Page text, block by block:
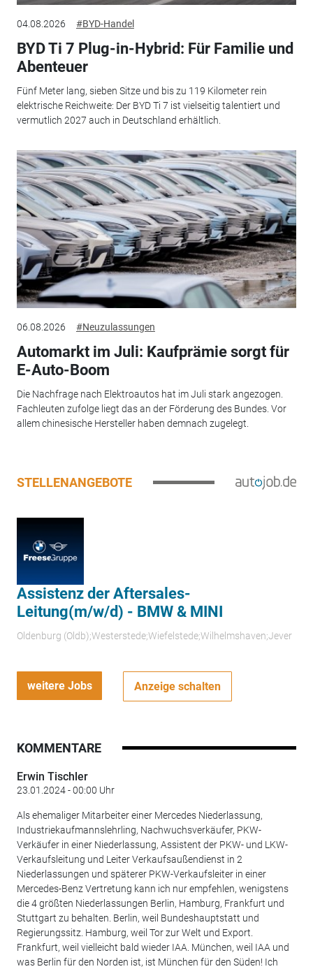
04.08.2026 #BYD-Handel
BYD Ti 7 Plug-in-Hybrid: Für Familie und
Abenteuer
Fünf Meter lang, sieben Sitze und bis zu 119 Kilometer rein
elektrische Reichweite: Der BYD Ti 7 ist vielseitig talentiert und
vermutlich 2027 auch in Deutschland erhältlich.
06.08.2026 #Neuzulassungen
Automarkt im Juli: Kaufprämie sorgt für
E-Auto-Boom
Die Nachfrage nach Elektroautos hat im Juli stark angezogen.
Fachleuten zufolge liegt das an der Förderung des Bundes. Vor
allem chinesische Hersteller haben demnach zugelegt.
STELLENANGEBOTE
Assistenz der Aftersales-
Leitung(m/w/d) - BMW & MINI
Oldenburg (Oldb);Westerstede;Wiefelstede;Wilhelmshaven;Jever
weitere Jobs Anzeige schalten
KOMMENTARE
Erwin Tischler
23.01.2024 - 00:00 Uhr
Als ehemaliger Mitarbeiter einer Mercedes Niederlassung,
Industriekaufmannslehrling, Nachwuchsverkäufer, PKW-
Verkäufer in einer Niederlassung, Assistent der PKW- und LKW-
Verkaufsleitung und Leiter Verkaufsaußendienst in 2
Niederlassungen und späterer PKW-Verkaufsleiter in einer
Mercedes-Benz Vertretung kann ich nur empfehlen, wenigstens
die 4 größten Niederlassungen Berlin, Hamburg, Frankfurt und
Stuttgart zu behalten. Berlin, weil Bundeshauptstatt und
Regierungssitz. Hamburg, weil Tor zur Welt und Export.
Frankfurt, weil vielleicht bald wieder IAA. München, weil IAA und
was Berlin für den Norden ist, ist München für den Süden! Ich